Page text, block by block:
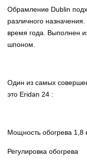
Обрамление Dublin
различного
время года. Выполнен
шпоном.
Один из самых
это Eridan 24 :
Мощность обогрева 1,8
Регулировка обогрева